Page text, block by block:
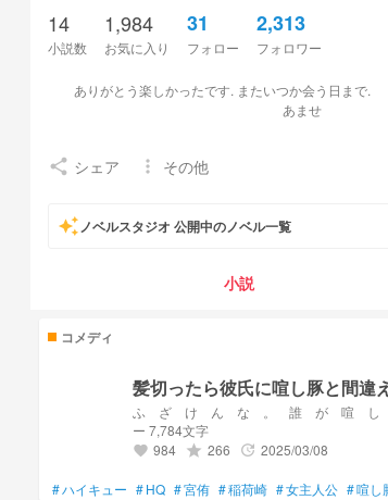
14
小説数
1,984
お気に入り
31
フォロー
2,313
フォロワー
ありがとう楽しかったです. またいつか会う日まで.
あま
share シェア more_vert その他
auto_awesomeノベルスタジオ 公開中のノベル一覧
小説
コメディ
髪切ったら彼氏に喧し豚と間違
ふ ざ け ん な 。 誰 が 喧 し
ー 7,784文字
favorite 984 grade 266 update 2025/03/08
#ハイキュー #HQ #宮侑 #稲荷崎 #女主人公 #喧し